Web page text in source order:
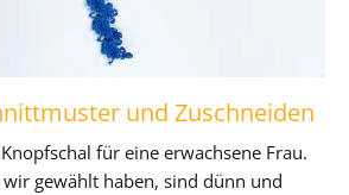
und Zuschneiden
für eine erwachsene Frau.
gewählt haben, sind dünn und